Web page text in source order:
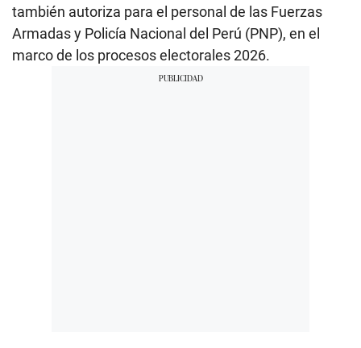
también autoriza para el personal de las Fuerzas
Armadas y Policía Nacional del Perú (PNP), en el
marco de los procesos electorales 2026.